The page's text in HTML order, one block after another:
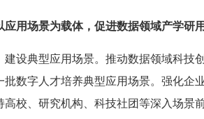
应用场景为载体，促进数据领域产学研
建设典型应用场景。推动数据领域科
批数字人才培养典型应用场景。强化企
高校、研究机构、科技社团等深入场景